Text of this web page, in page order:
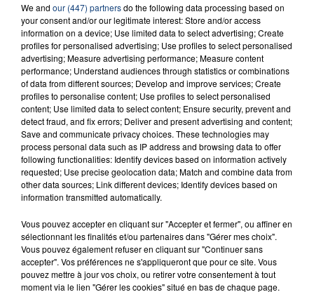
23 juillet 2026
INCENDIE MORTEL À LENS : UNE FEMME ET
SON BÉBÉ ENTRE LA VIE ET LA...
Un homme s'est immolé par le feu après avoir
aspergé sa compagne et leur bébé de trois mois
d'un liquide inflammable.
20 juillet 2026
OPÉRER DE LA CHEVILLE RESSORT DE LA...
La famille a porté plainte contre la clinique qui a
reconnu sa responsabilité et présenté ses
excuses.
We and our (447) partnersdo the following data processing based on
your consent and/or our legitimate interest: Store and/or access
information on a device; Use limited data to select advertising; Create
profiles for personalised advertising; Use profiles to select personalised
advertising; Measure advertising performance; Measure content
performance; Understand audiences through statistics or combinations
of data from different sources; Develop and improve services; Create
profiles to personalise content; Use profiles to select personalised
content; Use limited data to select content; Ensure security, prevent and
detect fraud, and fix errors; Deliver and present advertising and content;
Save and communicate privacy choices. These technologies may
process personal data such as IP address and browsing data to offer
following functionalities: Identify devices based on information actively
requested; Use precise geolocation data; Match and combine data from
other data sources; Link different devices; Identify devices based on
information transmitted automatically.
Vous pouvez accepter en cliquant sur "Accepter et fermer", ou affiner en
sélectionnant les finalités et/ou partenaires dans "Gérer mes choix".
Vous pouvez également refuser en cliquant sur "Continuer sans
accepter". Vos préférences ne s'appliqueront que pour ce site. Vous
pouvez mettre à jour vos choix, ou retirer votre consentement à tout
moment via le lien "Gérer les cookies" situé en bas de chaque page.